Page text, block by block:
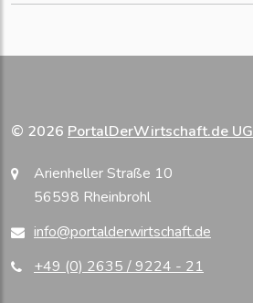
© 2026 PortalDerWirtschaft.de UG
Arienheller Straße 10
56598 Rheinbrohl
info@portalderwirtschaft.de
+49 (0) 2635 / 9224 - 21